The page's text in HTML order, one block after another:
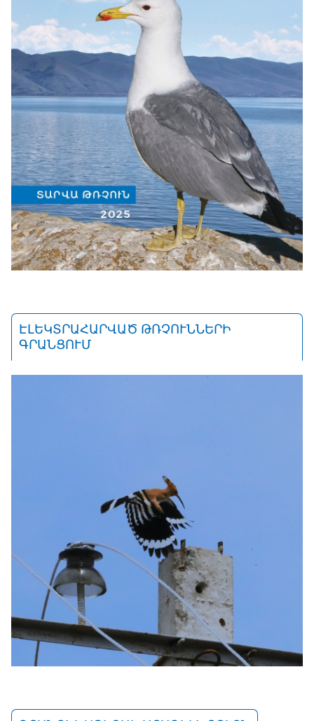
ԷԼԵԿՏՐԱՀԱՐՎԱԾ ԹՌՉՈՒՆՆԵՐԻ
ԳՐԱՆՑՈՒՄ